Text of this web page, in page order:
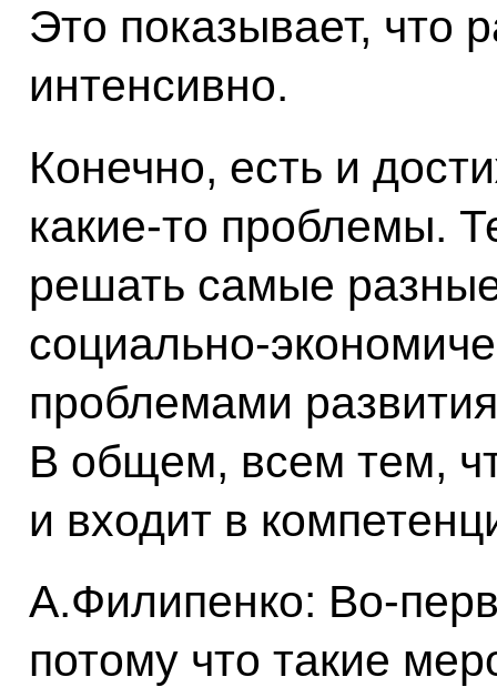
Это показывает, что
интенсивно.
Конечно, есть и
какие‑то проблемы.
решать самые
социально-
проблемами
В общем, всем тем,
и входит в
А.Филипенко:
потому что такие